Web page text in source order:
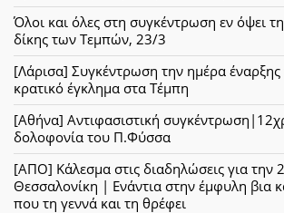
Όλοι και όλες στη συγκέντρωση εν όψει
δίκης των Τεμπών, 23/3
[Λάρισα] Συγκέντρωση την ημέρα έναρξης
κρατικό έγκλημα στα Τέμπη
[Αθήνα] Αντιφασιστική
δολοφονία του Π.Φύσσα
[ΑΠΟ] Κάλεσμα στις διαδηλώσεις για την
Θεσσαλονίκη | Ενάντια στην έμφυλη βια
που τη γεννά και τη θρέφει